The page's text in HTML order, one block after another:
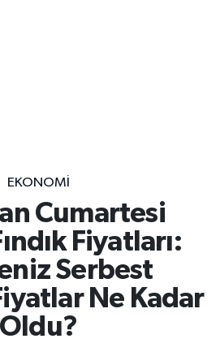
EKONOMİ
Cumartesi
Fiyatları:
Serbest
Ne Kadar
Oldu?